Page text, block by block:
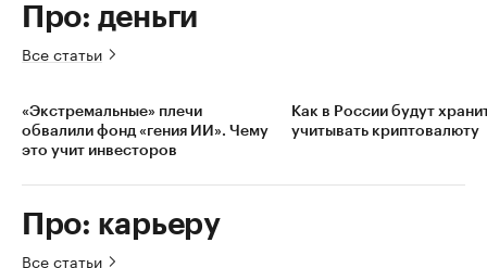
Про: деньги
Все статьи
«Экстремальные» плечи
обвалили фонд «гения ИИ». Чему
это учит инвесторов
Как в России будут
учитывать криптовалюту
Про: карьеру
Все статьи